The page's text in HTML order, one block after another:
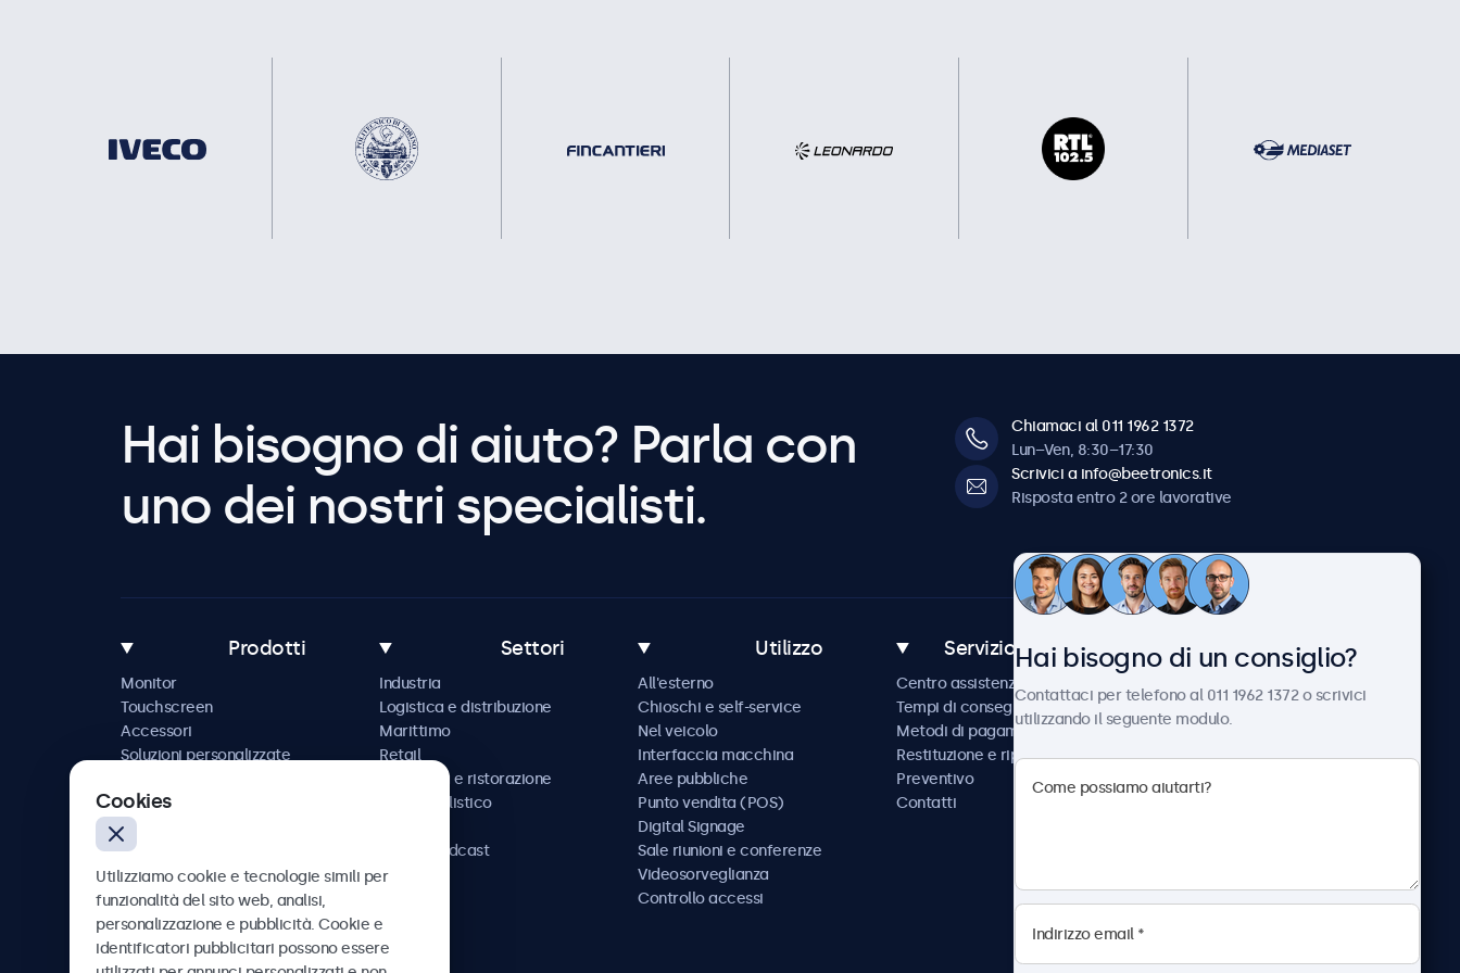
Hai bisogno di aiuto? Parla con
uno dei nostri specialisti.
Chiamaci al 011 1962 1372
Lun–Ven, 8:30–17:30
Scrivici a info@beetronics.it
Risposta entro 2 ore lavorative
Prodotti
Monitor
Touchscreen
Accessori
Soluzioni personalizzate
Settori
Industria
Logistica e distribuzione
Marittimo
Retail
Ospitalità e ristorazione
Automobilistico
AV e broadcast
Sanità
Utilizzo
All'esterno
Chioschi e self-service
Nel veicolo
Interfaccia macchina
Aree pubbliche
Punto vendita (POS)
Digital Signage
Sale riunioni e conferenze
Videosorveglianza
Controllo accessi
Servizio Clienti
Centro assistenza
Tempi di consegna
Metodi di pagamento
Restituzione e riparazione
Preventivo
Contatti
Chi siamo
Beetronics
Lavora con noi
Hai bisogno di un consiglio?
Contattaci per telefono al 011 1962 1372 o scrivici
utilizzando il seguente modulo.
Cookies
Utilizziamo cookie e tecnologie simili per
funzionalità del sito web, analisi,
personalizzazione e pubblicità. Cookie e
identificatori pubblicitari possono essere